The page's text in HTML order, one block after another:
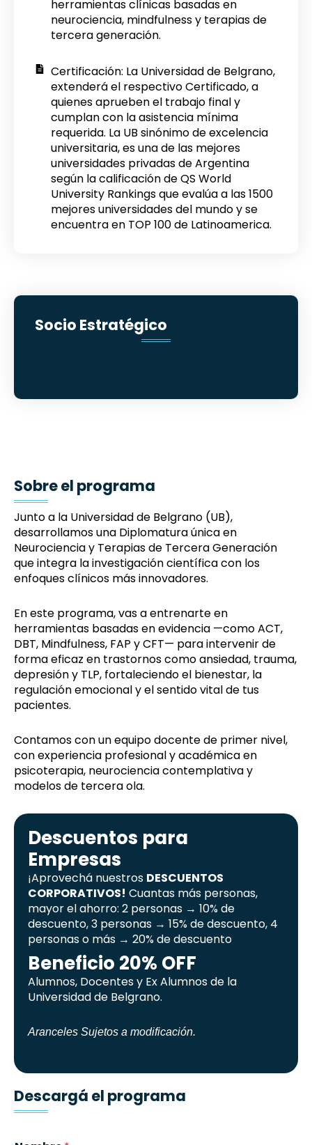
herramientas clínicas basadas en
neurociencia, mindfulness y terapias de
tercera generación.
Certificación: La Universidad de Belgrano,
extenderá el respectivo Certificado, a
quienes aprueben el trabajo final y
cumplan con la asistencia mínima
requerida. La UB sinónimo de excelencia
universitaria, es una de las mejores
universidades privadas de Argentina
según la calificación de QS World
University Rankings que evalúa a las 1500
mejores universidades del mundo y se
encuentra en TOP 100 de Latinoamerica.
Socio Estratégico
Sobre el programa
Junto a la Universidad de Belgrano (UB),
desarrollamos una Diplomatura única en
Neurociencia y Terapias de Tercera Generación
que integra la investigación científica con los
enfoques clínicos más innovadores.
En este programa, vas a entrenarte en
herramientas basadas en evidencia —como ACT,
DBT, Mindfulness, FAP y CFT— para intervenir de
forma eficaz en trastornos como ansiedad, trauma,
depresión y TLP, fortaleciendo el bienestar, la
regulación emocional y el sentido vital de tus
pacientes.
Contamos con un equipo docente de primer nivel,
con experiencia profesional y académica en
psicoterapia, neurociencia contemplativa y
modelos de tercera ola.
Descuentos para
Empresas
¡Aprovechá nuestros DESCUENTOS
CORPORATIVOS! Cuantas más personas,
mayor el ahorro: 2 personas → 10% de
descuento, 3 personas → 15% de descuento, 4
personas o más → 20% de descuento
Beneficio 20% OFF
Alumnos, Docentes y Ex Alumnos de la
Universidad de Belgrano.
Aranceles Sujetos a modificación.
Descargá el programa